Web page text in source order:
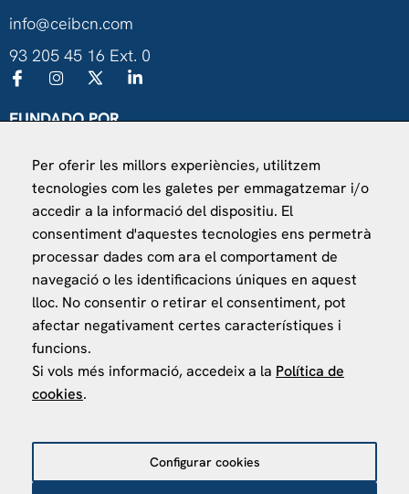
info@ceibcn.com
93 205 45 16 Ext. 0
FUNDADO POR
Ministerio de Asuntos Exteriores, UE y Cooperación
Fundación "la Caixa"
VISÍTANOS
Finca Agustí Pedro Pons
Av. Valvidrera, 25
Per oferir les millors experiències, utilitzem
tecnologies com les galetes per emmagatzemar i/o
accedir a la informació del dispositiu. El
consentiment d'aquestes tecnologies ens permetrà
processar dades com ara el comportament de
navegació o les identificacions úniques en aquest
lloc. No consentir o retirar el consentiment, pot
afectar negativament certes característiques i
funcions.
Si vols més informació, accedeix a la Política de
cookies.
Configurar cookies